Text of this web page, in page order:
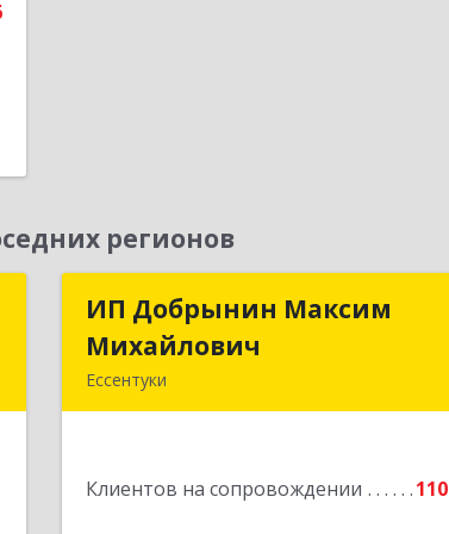
регионов
ИП Добрынин Максим
Михайлович
Ессентуки
Клиентов на сопровождении 110
ИП Добрынин Максим
Подробнее